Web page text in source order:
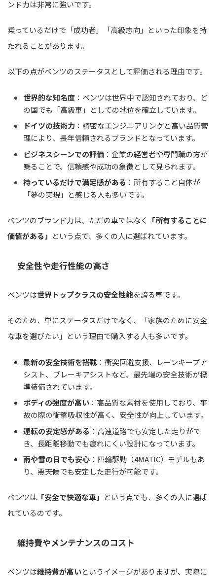
ンド力は非常に強いです。
乗っているだけで「成功者」「高級志向」といった印象を持
たれることがあります。
以下の点がベンツのステータスとして評価される理由です。
世界的な知名度 ：ベンツは世界中で認知されており、ど
の国でも「高級車」としての地位を確立しています。
ドイツの技術力 ：精密なエンジニアリングと高い品質管
理により、長年信頼されるブランドとなっています。
ビジネスシーンでの評価 ：企業の経営者や専門職の方が
乗ることで、信頼感や成功の象徴として見られます。
持っているだけで満足感がある ：所有すること自体が
「夢の実現」と感じる人も多いです。
ベンツのブランド力は、ただの車ではなく
「所有することに
価値がある」 という点で、多くの人に選ばれています。
安全性や走行性能の高さ
ベンツは世界トップクラスの安全性能を誇る車です。
そのため、単にステータスだけでなく、「家族のために安全
な車を選びたい」という理由で購入する人も多いです。
最新の安全技術を搭載 ：衝突回避支援、レーンキープア
シスト、ブレーキアシストなど、最先端の安全技術が標
準装備されています。
ボディの強度が高い ：高品質な素材を使用しており、事
故の際の衝撃吸収性が高く、安全性が向上しています。
運転の安定感がある ：高速道路でも安定した走りがで
き、長距離移動でも疲れにくい設計になっています。
雨や雪の日でも安心 ：四輪駆動（4MATIC）モデルもあ
り、悪天候でも安定した走行が可能です。
ベンツは 「安全で快適な車」 という点でも、多くの人に選ば
れているのです。
維持費やメンテナンスのコスト
ベンツは維持費が高いというイメージがありますが、実際に